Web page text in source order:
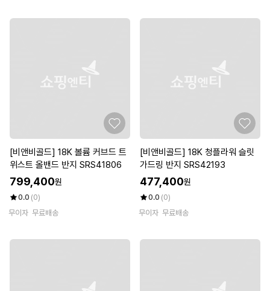
[비앤비골드] 18K 볼륨 커브드 트
위스트 올밴드 반지 SRS41806
799,400원
0.0 (0)
무이자 무료배송
[비앤비골드] 18K 청플라워 슬릿
가드링 반지 SRS42193
477,400원
0.0 (0)
무이자 무료배송